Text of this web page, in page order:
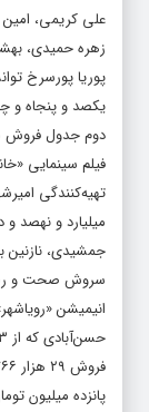
علی کریمی، امین
زهره حمیدی،
یکصد و پنجاه و
دوم جدول فروش
فیلم سینمایی
میلیارد و نهصد
جمشیدی، نازنین
سروش صحت و رضا
انیمیشن
پانزده میلیون